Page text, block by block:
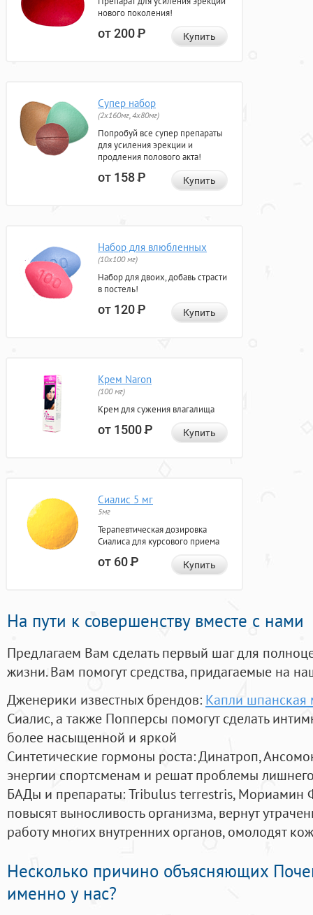
нового поколения!
от 200Р Купить
Супер набор
(2х160мг, 4х80мг)
Попробуй все супер препараты
для усиления эрекции и
продления полового акта!
от 158Р Купить
Набор для влюбленных
(10х100 мг)
Набор для двоих, добавь страсти
в постель!
от 120Р Купить
Крем Naron
(100 мг)
Крем для сужения влагалища
от 1500Р Купить
Сиалис 5 мг
5мг
Терапевтическая дозировка
Сиалиса для курсового приема
от 60Р Купить
На пути к совершенству вместе с нами
Предлагаем Вам сделать первый шаг для
жизни. Вам помогут средства, придагаемые на
Дженерики известных брендов: Капли шпанская
Сиалис, а также Попперсы помогут сделать
более насыщенной и яркой
Синтетические гормоны роста: Динатроп,
энергии спортсменам и решат проблемы
БАДы и препараты:Tribulus terrestris, Мориамин
повысят выносливость организма, вернут
работу многих внутренних органов, омолодят
Несколько причино объясняющих
именно у нас?